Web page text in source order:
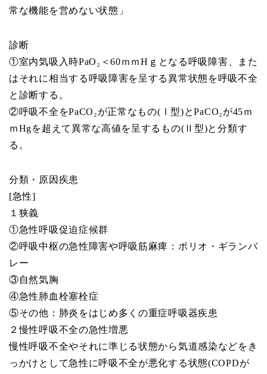
常な機能を営めない状態」
診断
①室内気吸入時PaO₂＜60ｍｍHｇとなる呼吸障害、また
はそれに相当する呼吸障害を呈する異常状態を呼吸不全
と診断する。
②呼吸不全をPaCO₂が正常なもの(Ⅰ型)とPaCO₂が45ｍ
ｍHgを超えて異常な高値を呈するもの(Ⅱ型)と分類す
る。
分類・原因疾患
[急性]
１狭義
①急性呼吸促迫症候群
②呼吸中枢の急性障害や呼吸筋麻痺：ポリオ・ギランバ
レー
③自然気胸
④急性肺血栓塞栓症
⑤その他：肺炎をはじめ多くの重症呼吸器疾患
２慢性呼吸不全の急性増悪
慢性呼吸不全やそれに準じる状態から気道感染などをき
っかけとして急性に呼吸不全が悪化する状態(COPDが